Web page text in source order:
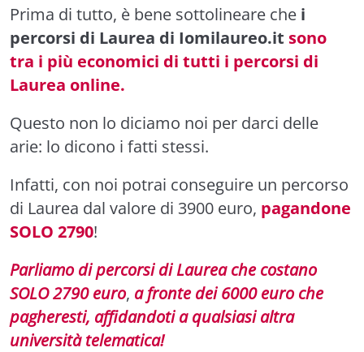
Prima di tutto, è bene sottolineare che i
percorsi di Laurea di Iomilaureo.it sono
tra i più economici di tutti i percorsi di
Laurea online.
Questo non lo diciamo noi per darci delle
arie: lo dicono i fatti stessi.
Infatti, con noi potrai conseguire un percorso
di Laurea dal valore di 3900 euro, pagandone
SOLO 2790!
Parliamo di percorsi di Laurea che costano
SOLO 2790 euro, a fronte dei 6000 euro che
pagheresti, affidandoti a qualsiasi altra
università telematica!